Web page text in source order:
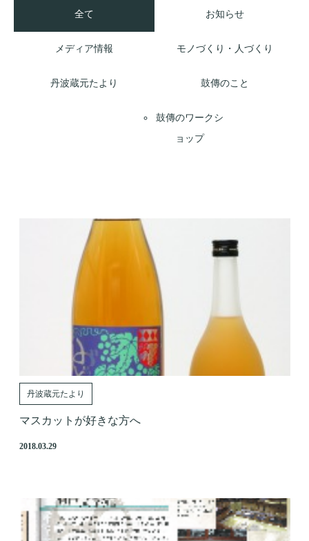
全て お知らせ
メディア情報 モノづくり・人づくり
丹波蔵元たより 鼓傳のこと
鼓傳のワークシ
ョップ
丹波蔵元たより
マスカットが好きな方へ
2018.03.29